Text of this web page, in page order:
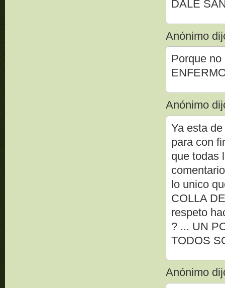
DALE
Anónimo
Porque
Anónimo
Ya esta
para con
que todas
lo unico
COLLA
respeto
? ... UN
TODOS
Anónimo